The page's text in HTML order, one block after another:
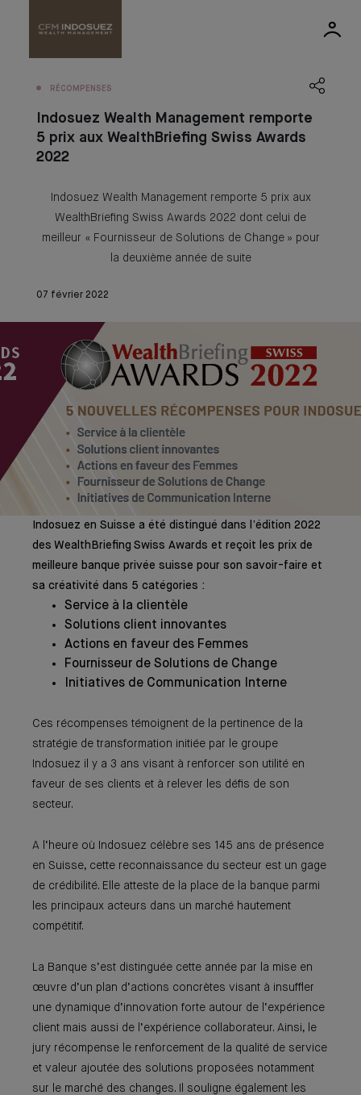
RÉCOMPENSES
Indosuez Wealth Management remporte
5 prix aux WealthBriefing Swiss Awards
2022
Indosuez Wealth Management remporte 5 prix aux
WealthBriefing Swiss Awards 2022 dont celui de
meilleur « Fournisseur de Solutions de Change » pour
la deuxième année de suite
07 février 2022
Indosuez en Suisse a été distingué dans l’édition 2022
des WealthBriefing Swiss Awards et reçoit les prix de
meilleure banque privée suisse pour son savoir-faire et
sa créativité dans 5 catégories :
Service à la clientèle
Solutions client innovantes
Actions en faveur des Femmes
Fournisseur de Solutions de Change
Initiatives de Communication Interne
Ces récompenses témoignent de la pertinence de la
stratégie de transformation initiée par le groupe
Indosuez il y a 3 ans visant à renforcer son utilité en
faveur de ses clients et à relever les défis de son
secteur.
A l’heure où Indosuez célèbre ses 145 ans de présence
en Suisse, cette reconnaissance du secteur est un gage
de crédibilité. Elle atteste de la place de la banque parmi
les principaux acteurs dans un marché hautement
compétitif.
La Banque s’est distinguée cette année par la mise en
œuvre d’un plan d’actions concrètes visant à insuffler
une dynamique d’innovation forte autour de l’expérience
client mais aussi de l’expérience collaborateur. Ainsi, le
jury récompense le renforcement de la qualité de service
et valeur ajoutée des solutions proposées notamment
sur le marché des changes. Il souligne également les